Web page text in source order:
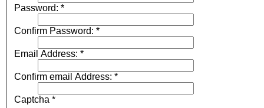
Password: *
Confirm Password: *
Email Address: *
Confirm email Address: *
Captcha *